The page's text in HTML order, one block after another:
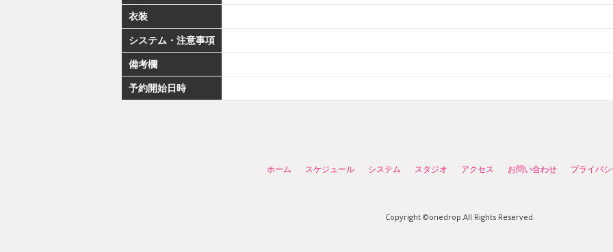
衣装
システム・注意事項
備考欄
予約開始日時
ホーム スケジュール システム スタジオ アクセス お問い合わせ プライバ
Copyright ©onedrop.All Rights Reserved.